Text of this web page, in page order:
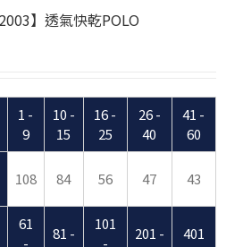
】透氣快乾POLO
1 -
9
10 -
15
16 -
25
26 -
40
41 -
60
108 84 56 47 43
61
-
81 -
101
-
201 -
401